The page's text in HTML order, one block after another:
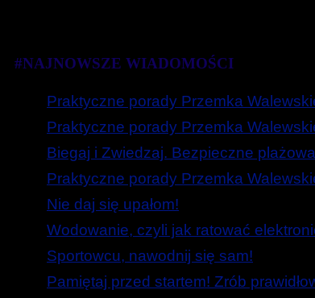
#NAJNOWSZE WIADOMOŚCI
Praktyczne porady Przemka
Praktyczne porady Przemka
Biegaj i Zwiedzaj. Bezpieczne
Praktyczne porady Przemka
Nie daj się upałom!
Wodowanie, czyli jak ratować
Sportowcu, nawodnij się sam!
Pamiętaj przed startem! Zrób